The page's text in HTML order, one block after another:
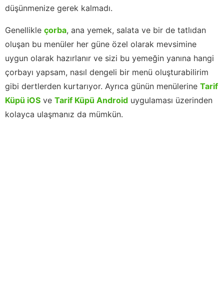
düşünmenize gerek kalmadı.
Genellikle çorba, ana yemek, salata ve bir de tatlıdan
oluşan bu menüler her güne özel olarak mevsimine
uygun olarak hazırlanır ve sizi bu yemeğin yanına hangi
çorbayı yapsam, nasıl dengeli bir menü oluşturabilirim
gibi dertlerden kurtarıyor. Ayrıca günün menülerine Tarif
Küpü iOS ve Tarif Küpü Android uygulaması üzerinden
kolayca ulaşmanız da mümkün.